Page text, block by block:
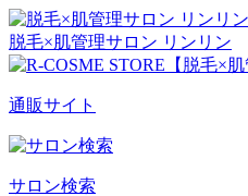
脱毛×肌管理サロン リンリン
通販サイト
サロン検索